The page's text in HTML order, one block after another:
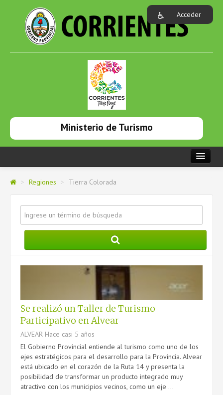
Acceder
Ministerio de Turismo
NOTICIAS
PRESTACIONES
DATOS ÚTILES
MANUAL DE IDENTIDAD GRÁFICA
CONTACTO
> Regiones > Tierra Colorada
Se realizó un Taller de Turismo
Participativo en Alvear
ALVEAR Hace casi 5 años
El Gobierno Provincial entiende al turismo como uno de los
ejes estratégicos para el desarrollo para la Provincia. Alvear
está ubicado en el corazón de la Ruta 14 y presenta la
posibilidad de transformar un producto integrado muy
atractivo con los municipios vecinos, como un eje ...